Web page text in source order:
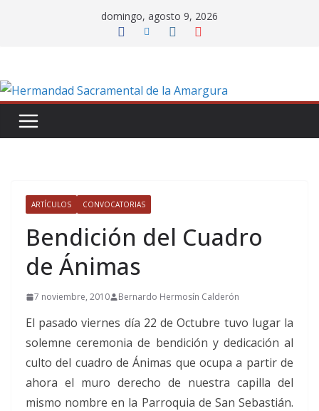
domingo, agosto 9, 2026
ARTÍCULOS CONVOCATORIAS
Bendición del Cuadro
de Ánimas
7 noviembre, 2010 Bernardo Hermosín Calderón
El pasado viernes día 22 de Octubre tuvo lugar la
solemne ceremonia de bendición y dedicación al
culto del cuadro de Ánimas que ocupa a partir de
ahora el muro derecho de nuestra capilla del
mismo nombre en la Parroquia de San Sebastián.